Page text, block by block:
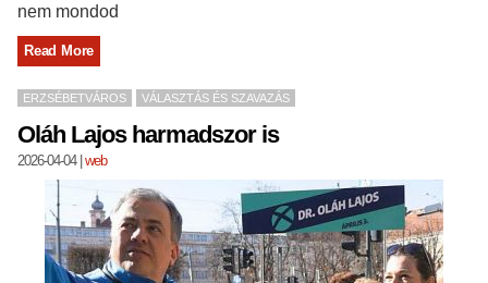
nem mondod
Read More
ERZSÉBETVÁROS VÁLASZTÁS ÉS SZAVAZÁS
Oláh Lajos harmadszor is
2026-04-04| web